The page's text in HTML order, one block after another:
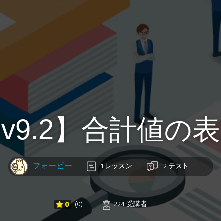
】合計値の
フォービー 1 レッスン 2 テスト
0 (0) 224 受講者